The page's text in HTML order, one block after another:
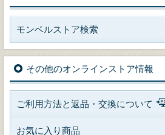
モンベルストア検索
その他のオンラインストア情報
ご利用方法と返品・交換について
お気に入り商品